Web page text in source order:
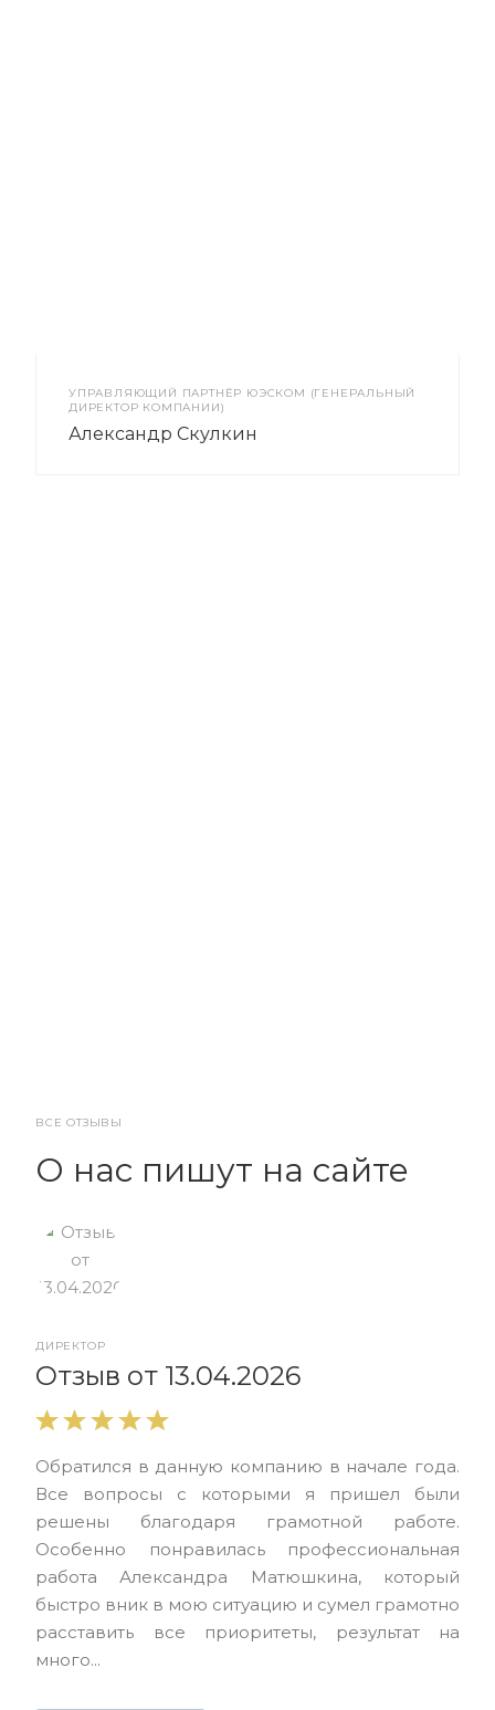
УПРАВЛЯЮЩИЙ ПАРТНЁР ЮЭСКОМ (ГЕНЕРАЛЬНЫЙ
ДИРЕКТОР КОМПАНИИ)
Александр Скулкин
ВСЕ ОТЗЫВЫ
О нас пишут на сайте
ДИРЕКТОР
Отзыв от 13.04.2026
Обратился в данную компанию в начале года.
Все вопросы с которыми я пришел были
решены благодаря грамотной работе.
Особенно понравилась профессиональная
работа Александра Матюшкина, который
быстро вник в мою ситуацию и сумел грамотно
расставить все приоритеты, результат на
много...